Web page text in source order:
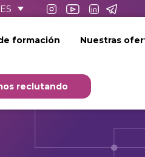
ES
formación Nuestras
reclutando